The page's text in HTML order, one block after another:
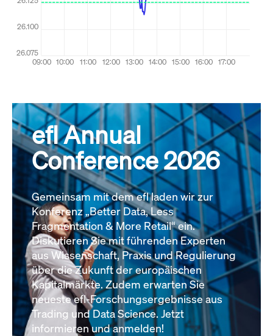
efl Annual
Conference 2026
Gemeinsam mit dem efl laden wir zur
Konferenz „Better Data, Less
Fragmentation & More Retail“ ein.
Diskutieren Sie mit führenden Experten
aus Wissenschaft, Praxis und Regulierung
über die Zukunft der europäischen
Kapitalmärkte. Zudem erwarten Sie
neueste efl-Forschungsergebnisse aus
Trading und Data Science. Jetzt
informieren und anmelden!